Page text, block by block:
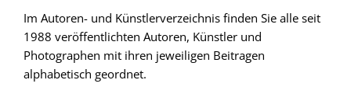
Im Autoren- und Künstlerverzeichnis finden Sie alle seit
1988 veröffentlichten Autoren, Künstler und
Photographen mit ihren jeweiligen Beitragen
alphabetisch geordnet.